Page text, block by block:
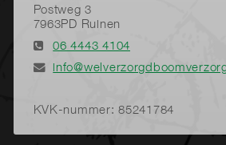
Postweg 3
7963PD Ruinen
06 4443 4104
KVK-nummer: 85241784